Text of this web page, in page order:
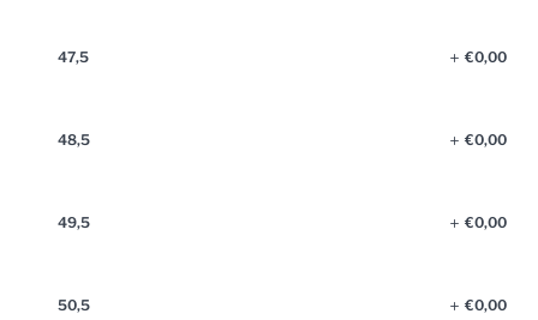
47,5 €0,00
48,5 €0,00
49,5 €0,00
50,5 €0,00